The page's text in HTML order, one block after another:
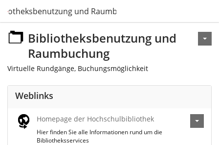
und Raumbuchung
Bibliotheksbenutzung und
Raumbuchung
Virtuelle Rundgänge, Buchungsmöglichkeit
Weblinks
Homepage der Hochschulbibliothek
Hier finden Sie alle Informationen rund um die
Bibliotheksservices